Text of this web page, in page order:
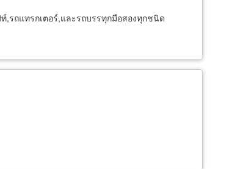
รถแทรกเตอร์,และรถบรรทุกมือสองทุกชนิด